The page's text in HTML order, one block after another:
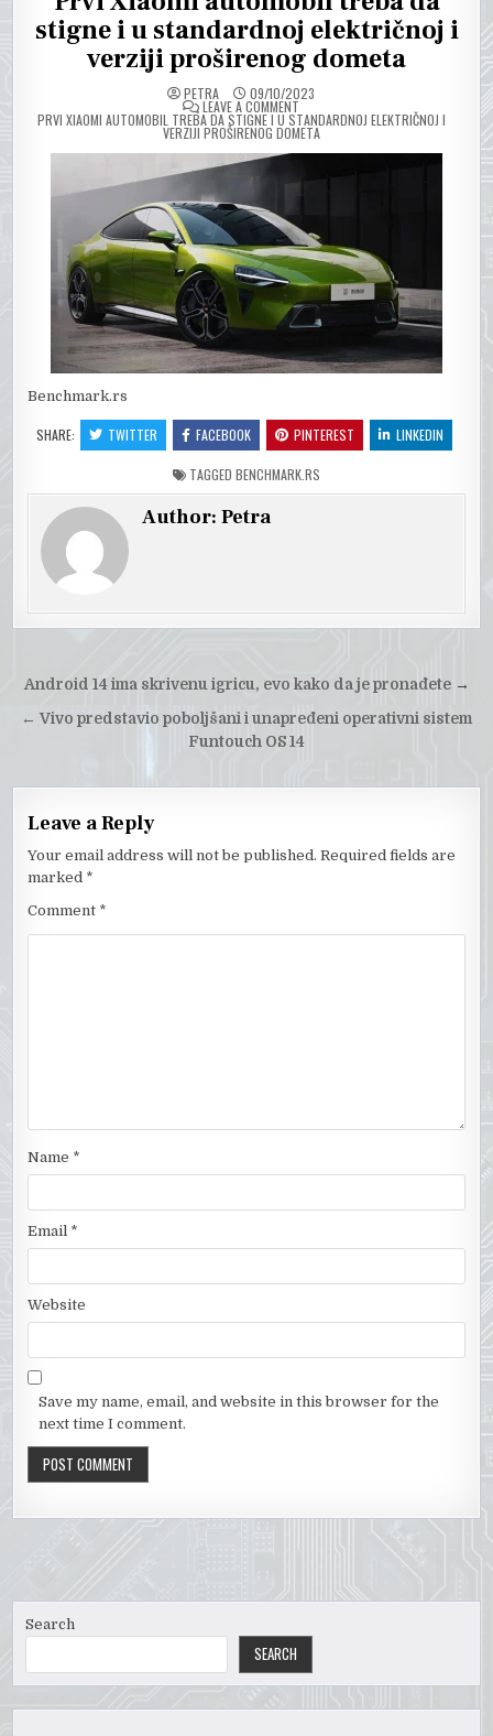
stigne i u standardnoj električnoj i
verziji proširenog dometa
PETRA 09/10/2023
LEAVE A COMMENTON
PRVI XIAOMI AUTOMOBIL TREBA DA STIGNE I U STANDARDNOJ ELEKTRIČNOJ I
VERZIJI PROŠIRENOG DOMETA
Benchmark.rs
SHARE: TWITTER FACEBOOK PINTEREST LINKEDIN
TAGGED BENCHMARK.RS
Author:Petra
Post
navigation
Android 14 ima skrivenu igricu, evo kako da je pronađete→
← Vivo predstavio poboljšani i unapređeni operativni sistem
Funtouch OS 14
Leave a Reply
Your email address will not be published. Required fields are
marked *
Comment *
Name *
Email *
Website
Save my name, email, and website in this browser for the
next time I comment.
Search
SEARCH